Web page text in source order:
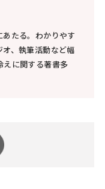
たる。わかりやす
、執筆活動など幅
えに関する著書多